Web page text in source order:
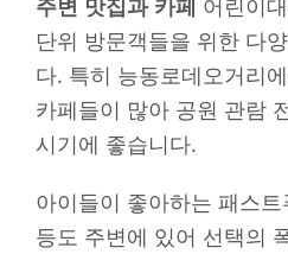
단위 방문객들을 위한 다
다. 특히 능동로데오거리
카페들이 많아 공원 관람
시기에 좋습니다.
아이들이 좋아하는 패스
등도 주변에 있어 선택의